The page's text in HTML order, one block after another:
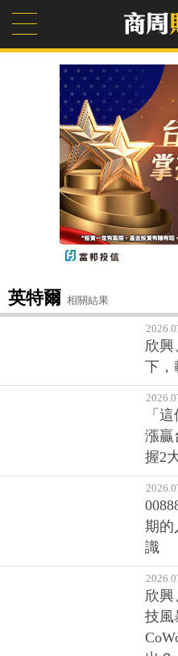
英特爾 相關結果
欣興
下，
「
漲贏
握2
期的
識
欣興
技風